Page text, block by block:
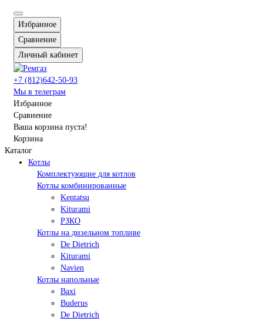
Избранное
Сравнение
Личный кабинет
+7 (812)642-50-93
Мы в телеграм
Избранное
Сравнение
Ваша корзина пуста!
Корзина
Каталог
Котлы
Комплектующие для котлов
Котлы комбинированные
Kentatsu
Kiturami
РЗКО
Котлы на дизельном топливе
De Dietrich
Kiturami
Navien
Котлы напольные
Baxi
Buderus
De Dietrich